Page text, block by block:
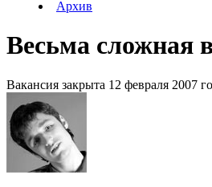
Архив
Весьма сложная
Вакансия закрыта 12 февраля 2007